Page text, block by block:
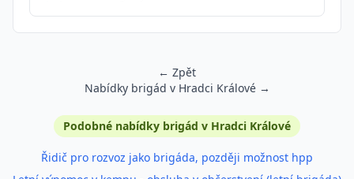
← Zpět
Nabídky brigád v Hradci Králové →
Podobné inzerátyPodobné nabídky brigád v Hradci Králové
Řidič pro rozvoz jako brigáda, později možnost hpp